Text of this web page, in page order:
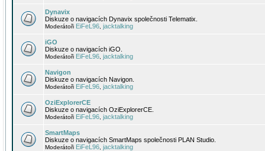
Dynavix
Diskuze o navigacích Dynavix společnosti Telematix.
Moderátoři EiFeL96 jacktalking
iGO
Diskuze o navigacích iGO.
Moderátoři EiFeL96 jacktalking
Navigon
Diskuze o navigacích Navigon.
Moderátoři EiFeL96 jacktalking
OziExplorerCE
Diskuze o navigacích OziExplorerCE.
Moderátoři EiFeL96 jacktalking
SmartMaps
Diskuze o navigacích SmartMaps společnosti PLAN Studio.
Moderátoři EiFeL96 jacktalking